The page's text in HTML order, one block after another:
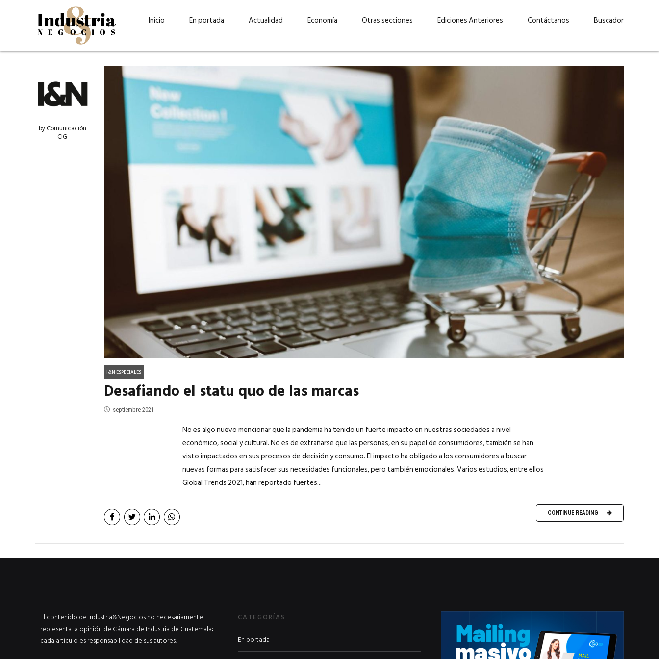
Inicio En portada
Guatehuevo: medio siglo
julio 2026
el centro de Cervecería
Ricardo Urteaga
EN PORTADA mayo 2026
“Invertir con propósito:
crecimiento industrial a
través de la innovación y la
sostenibilidad”
EN PORTADA
Elizabeth Suárez: “Las
mujeres podemos liderar y
abrirnos paso por nuestros
propios méritos”
marzo 2026
Lucas Martínez Paz: “En
tecnología, hay que invertir
con inteligencia, no por
moda”
EN PORTADA febrero 2026
Actualidad Economía Otras secciones Ediciones Anteriores Contáctanos Buscador
by Comunicación
CIG
I&N ESPECIALES
Desafiando el statu quo de las marcas
septiembre 2021
No es algo nuevo mencionar que la pandemia ha tenido un fuerte impacto en nuestras sociedades a nivel
económico, social y cultural. No es de extrañarse que las personas, en su papel de consumidores, también se han
visto impactados en sus procesos de decisión y consumo. El impacto ha obligado a los consumidores a buscar
nuevas formas para satisfacer sus necesidades funcionales, pero también emocionales. Varios estudios, entre ellos
Global Trends 2021, han reportado fuertes...
CONTINUE READING
El contenido de Industria&Negocios no necesariamente
representa la opinión de Cámara de Industria de Guatemala;
cada artículo es responsabilidad de sus autores.
CATEGORÍAS
En portada